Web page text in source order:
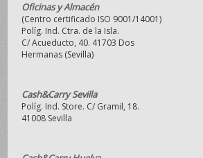
Oficinas y Almacén
(Centro certificado ISO 9001/14001)
Políg. Ind. Ctra. de la Isla.
C/ Acueducto, 40. 41703 Dos
Hermanas (Sevilla)
Cash&Carry Sevilla
Políg. Ind. Store. C/ Gramil, 18.
41008 Sevilla